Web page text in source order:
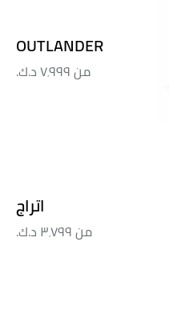
OUTLANDER
من٧٬٩٩٩ د.ك.‏
اتراج
من٣٬٧٩٩ د.ك.‏